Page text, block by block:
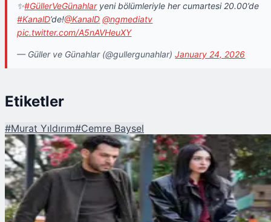
✨#GüllerVeGünahlaryeni bölümleriyle her cumartesi 20.00’de
#KanalD’de!@KanalD @ngmediatv
pic.twitter.com/A5nAVHeuXY
— Güller ve Günahlar (@gullergunahlar)January 24, 2026
Etiketler
#Murat Yıldırım#Cemre Baysel
Şu An Okunan
Güller ve Günahlar 15. Bölüm Fragmanı Yayında